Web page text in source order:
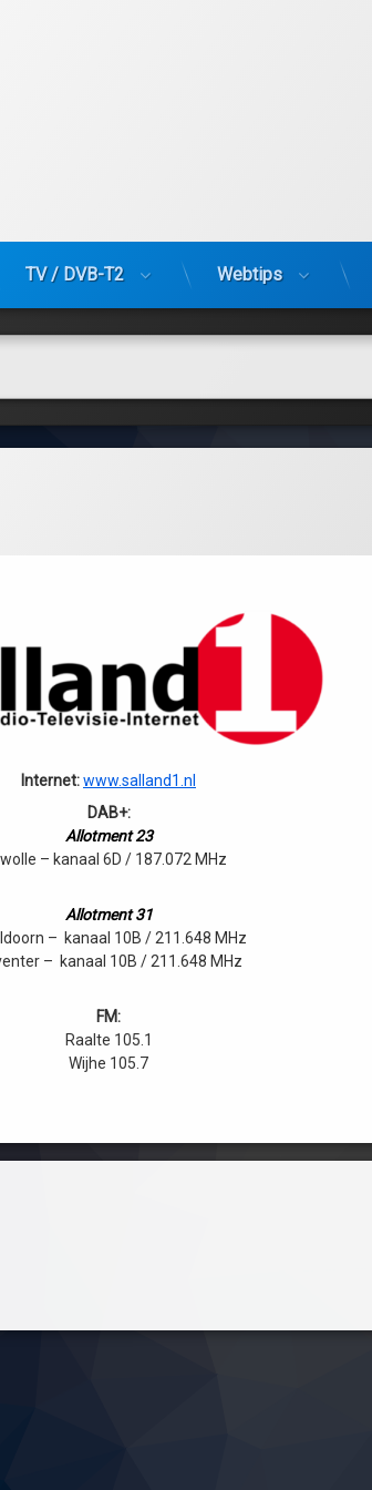
TV / DVB-T2 Webtips
Internet:www.salland1.nl
DAB+:
Allotment 23
– kanaal 6D / 187.072 MHz
Allotment 31
– kanaal 10B / 211.648 MHz
– kanaal 10B / 211.648 MHz
FM:
Raalte 105.1
Wijhe 105.7